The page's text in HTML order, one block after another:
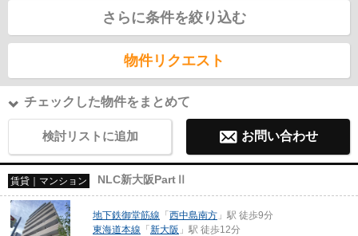
さらに条件を絞り込む
物件リクエスト
チェックした物件をまとめて
検討リストに追加 お問い合わせ
賃貸｜マンション NLC新大阪PartⅡ
地下鉄御堂筋線 「 西中島南方 」駅 徒歩9分
東海道本線 「 新大阪 」駅 徒歩12分